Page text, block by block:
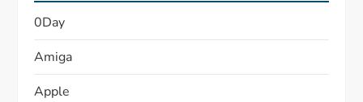
0Day
Amiga
Apple